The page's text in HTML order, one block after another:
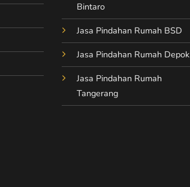
Bintaro
Jasa Pindahan Rumah BSD
Jasa Pindahan Rumah Depok
Jasa Pindahan Rumah
Tangerang